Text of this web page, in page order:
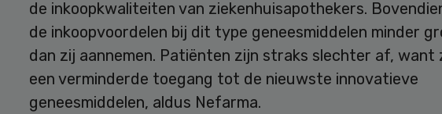
de inkoopkwaliteiten van ziekenhuisapothekers.
de inkoopvoordelen bij dit type geneesmiddelen minder
dan zij aannemen. Patiënten zijn straks slechter af, want
een verminderde toegang tot de nieuwste innovatieve
geneesmiddelen, aldus Nefarma.